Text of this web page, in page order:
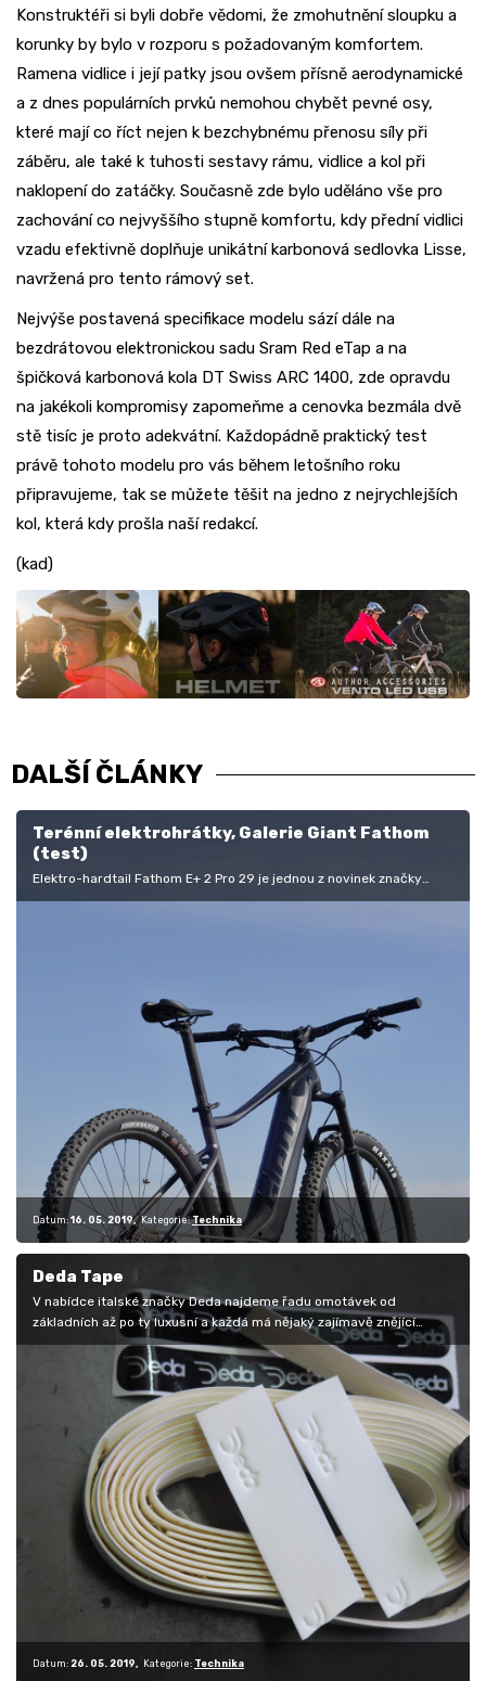
Konstruktéři si byli dobře vědomi, že zmohutnění sloupku a
korunky by bylo v rozporu s požadovaným komfortem.
Ramena vidlice i její patky jsou ovšem přísně aerodynamické
a z dnes populárních prvků nemohou chybět pevné osy,
které mají co říct nejen k bezchybnému přenosu síly při
záběru, ale také k tuhosti sestavy rámu, vidlice a kol při
naklopení do zatáčky. Současně zde bylo uděláno vše pro
zachování co nejvyššího stupně komfortu, kdy přední vidlici
vzadu efektivně doplňuje unikátní karbonová sedlovka Lisse,
navržená pro tento rámový set.
Nejvýše postavená specifikace modelu sází dále na
bezdrátovou elektronickou sadu Sram Red eTap a na
špičková karbonová kola DT Swiss ARC 1400, zde opravdu
na jakékoli kompromisy zapomeňme a cenovka bezmála dvě
stě tisíc je proto adekvátní. Každopádně praktický test
právě tohoto modelu pro vás během letošního roku
připravujeme, tak se můžete těšit na jedno z nejrychlejších
kol, která kdy prošla naší redakcí.
(kad)
DALŠÍ ČLÁNKY
Terénní elektrohrátky, Galerie Giant Fathom
(test)
Elektro-hardtail Fathom E+ 2 Pro 29 je jednou z novinek značky
Giant pro letošní sezónu a za dlouhým názvem se ukrývá
Datum: 16. 05. 2019 Kategorie: Technika
Deda Tape
V nabídce italské značky Deda najdeme řadu omotávek od
základních až po ty luxusní a každá má nějaký zajímavě znějící
název. Základní model…
Datum: 26. 05. 2019 Kategorie: Technika